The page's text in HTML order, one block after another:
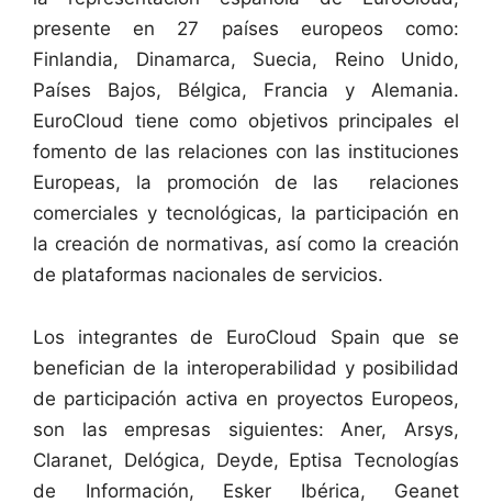
presente en 27 países europeos como:
Finlandia, Dinamarca, Suecia, Reino Unido,
Países Bajos, Bélgica, Francia y Alemania.
EuroCloud tiene como objetivos principales el
fomento de las relaciones con las instituciones
Europeas, la promoción de las relaciones
comerciales y tecnológicas, la participación en
la creación de normativas, así como la creación
de plataformas nacionales de servicios.
Los integrantes de EuroCloud Spain que se
benefician de la interoperabilidad y posibilidad
de participación activa en proyectos Europeos,
son las empresas siguientes: Aner, Arsys,
Claranet, Delógica, Deyde, Eptisa Tecnologías
de Información, Esker Ibérica, Geanet